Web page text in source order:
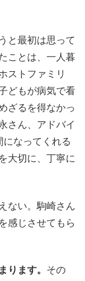
と最初は思って
ことは、一人暮
ストファミリ
どもが病気で看
ざるを得なかっ
さん、アドバイ
なってくれる
大切に、丁寧に
ない。駒崎さん
感じさせてもら
ります。 その